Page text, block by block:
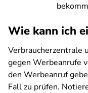
Wie kann ich
Verbraucherzentrale
gegen Werbeanrufe
den Werbeanruf
Fall zu prüfen.